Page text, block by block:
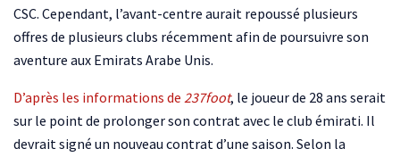
CSC. Cependant, l’avant-centre aurait repoussé plusieurs
offres de plusieurs clubs récemment afin de poursuivre son
aventure aux Emirats Arabe Unis.
D’après les informations de 237foot, le joueur de 28 ans serait
sur le point de prolonger son contrat avec le club émirati. Il
devrait signé un nouveau contrat d’une saison. Selon la